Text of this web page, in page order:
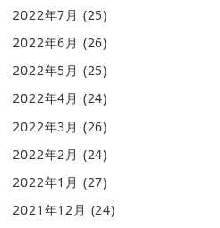
2022年7月 (25)
2022年6月 (26)
2022年5月 (25)
2022年4月 (24)
2022年3月 (26)
2022年2月 (24)
2022年1月 (27)
2021年12月 (24)